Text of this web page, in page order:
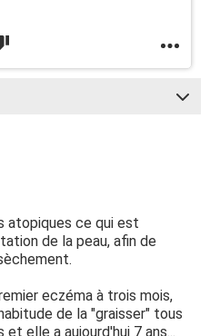
atopiques ce qui est
de la peau, afin de
eczéma à trois mois,
de la "graisser" tous
elle a aujourd'hui 7 ans...